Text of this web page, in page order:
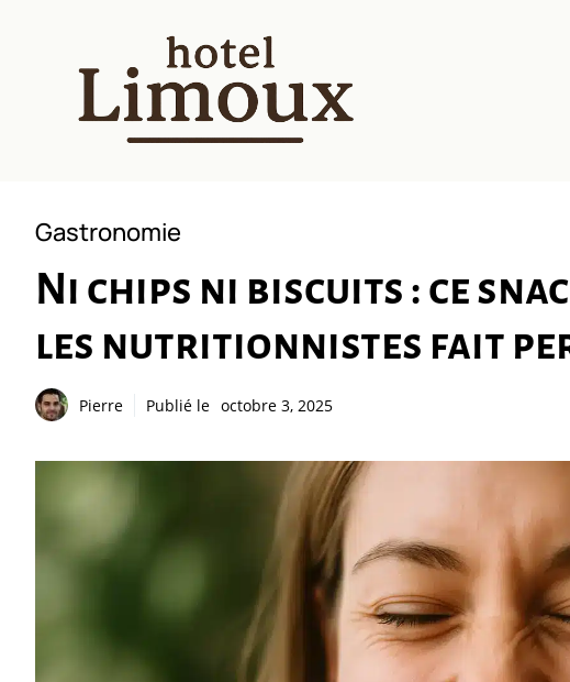
Gastronomie
Ni chips ni biscuits : ce
les nutritionnistes fait
Pierre Publié le octobre 3, 2025